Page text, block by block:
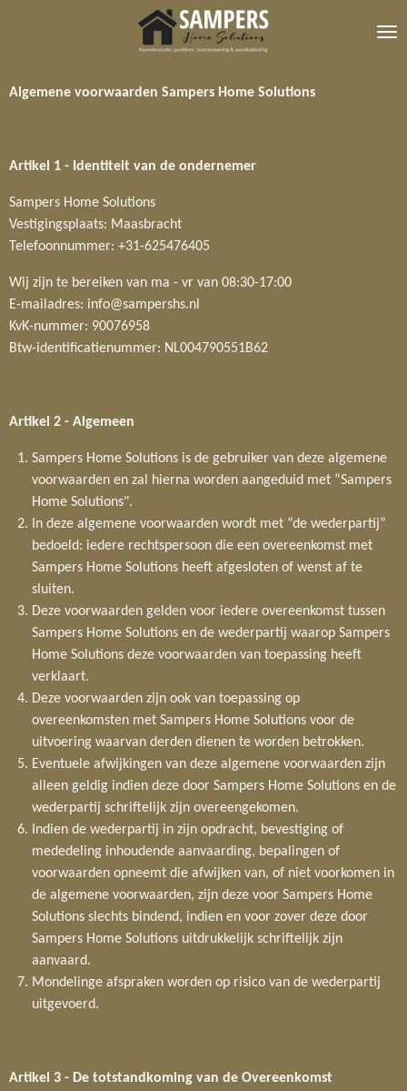
de
Algemene voorwaarden Sampers Home Solutions
Artikel 1 - Identiteit van de ondernemer
Sampers Home Solutions
Vestigingsplaats: Maasbracht
Telefoonnummer: +31-625476405
Wij zijn te bereiken van ma - vr van 08:30-17:00
E-mailadres: info@sampershs.nl
KvK-nummer: 90076958
Btw-identificatienummer: NL004790551B62
Artikel 2 - Algemeen
Sampers Home Solutions is de gebruiker van deze algemene
voorwaarden en zal hierna worden aangeduid met “Sampers
Home Solutions".
In deze algemene voorwaarden wordt met “de wederpartij”
bedoeld: iedere rechtspersoon die een overeenkomst met
Sampers Home Solutions heeft afgesloten of wenst af te
sluiten.
Deze voorwaarden gelden voor iedere overeenkomst tussen
Sampers Home Solutions en de wederpartij waarop Sampers
Home Solutions deze voorwaarden van toepassing heeft
verklaart.
Deze voorwaarden zijn ook van toepassing op
overeenkomsten met Sampers Home Solutions voor de
uitvoering waarvan derden dienen te worden betrokken.
Eventuele afwijkingen van deze algemene voorwaarden zijn
alleen geldig indien deze door Sampers Home Solutions en de
wederpartij schriftelijk zijn overeengekomen.
Indien de wederpartij in zijn opdracht, bevestiging of
mededeling inhoudende aanvaarding, bepalingen of
voorwaarden opneemt die afwijken van, of niet voorkomen in
de algemene voorwaarden, zijn deze voor Sampers Home
Solutions slechts bindend, indien en voor zover deze door
Sampers Home Solutions uitdrukkelijk schriftelijk zijn
aanvaard.
Mondelinge afspraken worden op risico van de wederpartij
uitgevoerd.
Artikel 3 - De totstandkoming van de Overeenkomst